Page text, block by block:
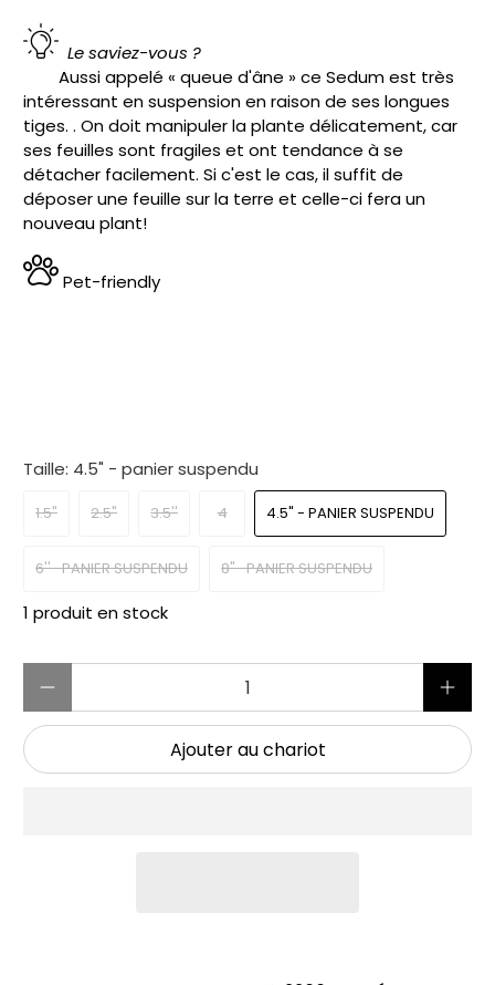
Le saviez-vous ?
Aussi appelé « queue d'âne » ce Sedum est très
intéressant en suspension en raison de ses longues
tiges. . On doit manipuler la plante délicatement, car
ses feuilles sont fragiles et ont tendance à se
détacher facilement. Si c'est le cas, il suffit de
déposer une feuille sur la terre et celle-ci fera un
nouveau plant!
Pet-friendly
Taille: 4.5" - panier suspendu
1.5" 2.5" 3.5'' 4 4.5" - PANIER SUSPENDU
6''- PANIER SUSPENDU 8"- PANIER SUSPENDU
1 produit en stock
Ajouter au chariot